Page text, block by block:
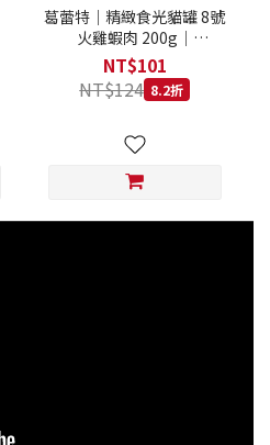
葛蕾特｜精緻食光貓罐 8號
火雞蝦肉 200g｜
GranataPet 200克 主食罐
無穀罐 無膠罐 主食貓罐 德
罐
NT$101
NT$124 8.2折